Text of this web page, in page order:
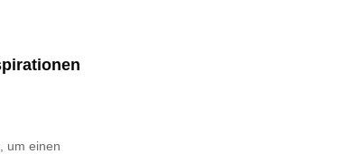
um einen